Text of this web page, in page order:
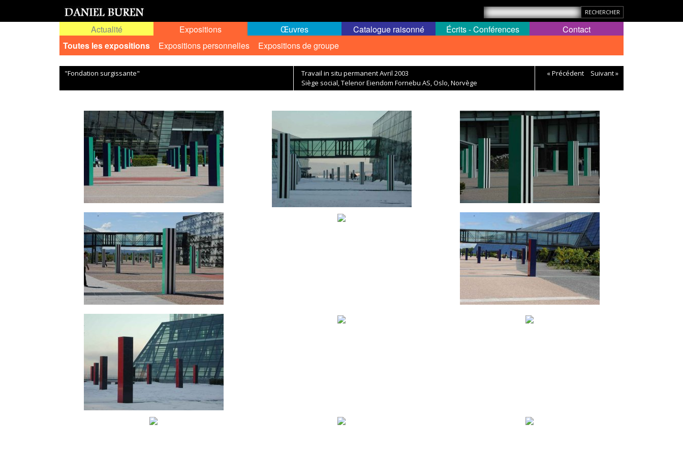
Actualité
Expositions
Toutes les expositions
Expositions personnelles Expositions de groupe
Œuvres Catalogue raisonné Écrits - Conférences Contact
"Fondation surgissante"
Travail in situ permanent Avril 2003
Siège social, Telenor Eiendom Fornebu AS, Oslo, Norvège
« Précédent Suivant »